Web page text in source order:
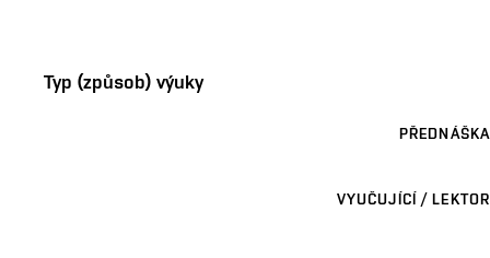
Typ (způsob) výuky
PŘEDNÁŠKA
VYUČUJÍCÍ / LEKTOR